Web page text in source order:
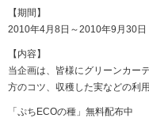
【期間】
2010年4月8日～2010年9月30日
【内容】
当企画は、皆様にグリーンカー
方のコツ、収穫した実などの利
「ぷちECOの種」無料配布中